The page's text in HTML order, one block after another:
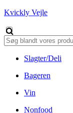
Kvickly Vejle
Slagter/Deli
Bageren
Vin
Nonfood